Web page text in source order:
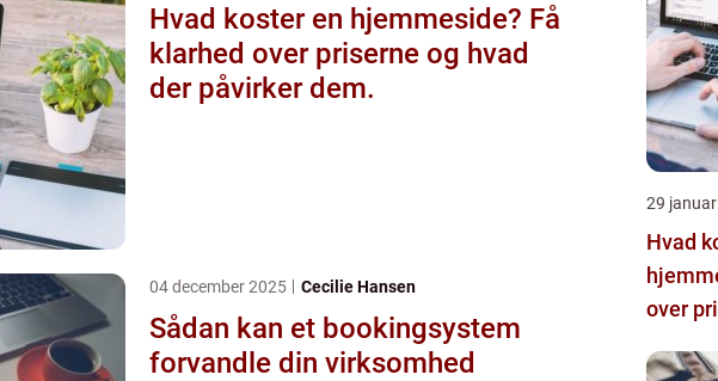
Hvad koster en hjemmeside? Få
klarhed over priserne og hvad
der påvirker dem.
04 december 2025 Cecilie Hansen
Sådan kan et bookingsystem
forvandle din virksomhed
29
Hvad
over